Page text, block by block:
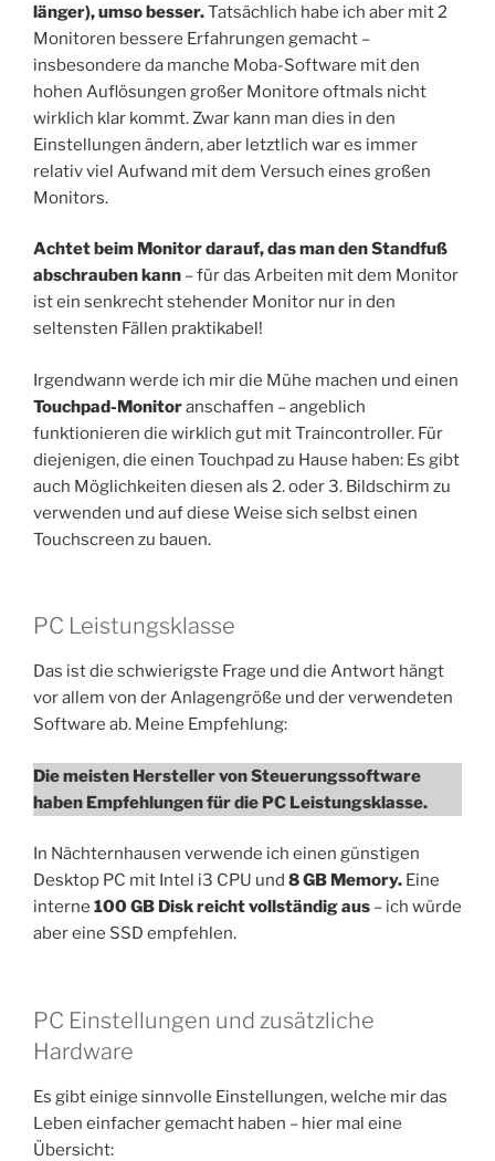
länger), umso besser.Tatsächlich habe ich aber mit 2
Monitoren bessere Erfahrungen gemacht –
insbesondere da manche Moba-Software mit den
hohen Auflösungen großer Monitore oftmals nicht
wirklich klar kommt. Zwar kann man dies in den
Einstellungen ändern, aber letztlich war es immer
relativ viel Aufwand mit dem Versuch eines großen
Monitors.
Achtet beim Monitor darauf, das man den Standfuß
abschrauben kann – für das Arbeiten mit dem Monitor
ist ein senkrecht stehender Monitor nur in den
seltensten Fällen praktikabel!
Irgendwann werde ich mir die Mühe machen und einen
Touchpad-Monitoranschaffen – angeblich
funktionieren die wirklich gut mit Traincontroller. Für
diejenigen, die einen Touchpad zu Hause haben: Es gibt
auch Möglichkeiten diesen als 2. oder 3. Bildschirm zu
verwenden und auf diese Weise sich selbst einen
Touchscreen zu bauen.
PC Leistungsklasse
Das ist die schwierigste Frage und die Antwort hängt
vor allem von der Anlagengröße und der verwendeten
Software ab. Meine Empfehlung:
Die meisten Hersteller von Steuerungssoftware
haben Empfehlungen für die PC Leistungsklasse.
In Nächternhausen verwende ich einen günstigen
Desktop PC mit Intel i3 CPU und 8 GB Memory. Eine
interne 100 GB Disk reicht vollständig aus – ich würde
aber eine SSD empfehlen.
PC Einstellungen und zusätzliche
Hardware
Es gibt einige sinnvolle Einstellungen, welche mir das
Leben einfacher gemacht haben – hier mal eine
Übersicht: